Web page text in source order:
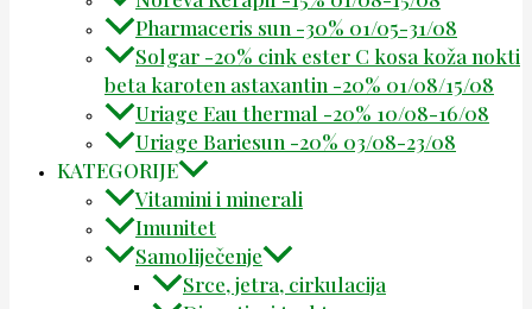
Pharmaceris sun -30% 01/05-31/08
Solgar -20% cink ester C kosa koža nokti
beta karoten astaxantin -20% 01/08/15/08
Uriage Eau thermal -20% 10/08-16/08
Uriage Bariesun -20% 03/08-23/08
KATEGORIJE
Vitamini i minerali
Imunitet
Samoliječenje
Srce, jetra, cirkulacija